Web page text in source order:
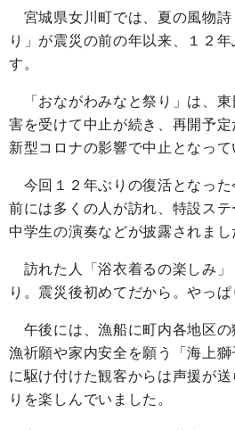
宮城県女川町では、夏の風物詩
り」が震災の前の年以来、１２
す。
「おながわみなと祭り」は、東
害を受けて中止が続き、再開予
新型コロナの影響で中止となって
今回１２年ぶりの復活となった
前には多くの人が訪れ、特設ス
中学生の演奏などが披露されまし
訪れた人「浴衣着るの楽しみ」
り。震災後初めてだから。やっぱ
午後には、漁船に町内各地区の
漁祈願や家内安全を願う「海上
に駆け付けた観客からは声援が
りを楽しんでいました。